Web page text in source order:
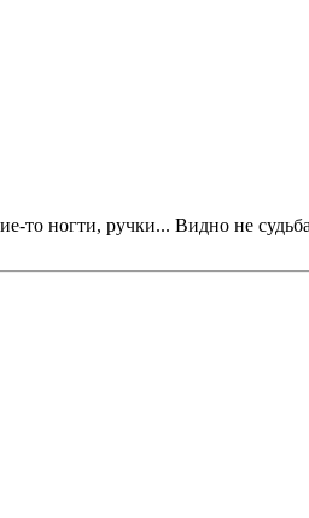
то ногти, ручки... Видно не